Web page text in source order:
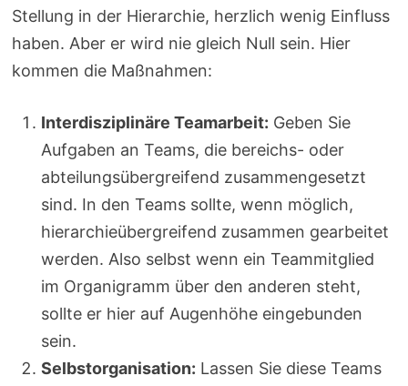
Stellung in der Hierarchie, herzlich wenig Einfluss
haben. Aber er wird nie gleich Null sein. Hier
kommen die Maßnahmen:
Interdisziplinäre Teamarbeit: Geben Sie
Aufgaben an Teams, die bereichs- oder
abteilungsübergreifend zusammengesetzt
sind. In den Teams sollte, wenn möglich,
hierarchieübergreifend zusammen gearbeitet
werden. Also selbst wenn ein Teammitglied
im Organigramm über den anderen steht,
sollte er hier auf Augenhöhe eingebunden
sein.
Selbstorganisation: Lassen Sie diese Teams